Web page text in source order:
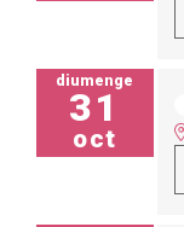
diumenge
31
oct